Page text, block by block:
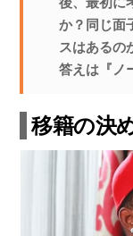
か？同じ面
スはあるの
答えは『ノ
移籍の決